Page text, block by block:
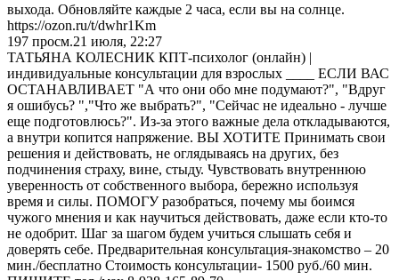
выхода. Обновляйте каждые 2 часа, если вы на солнце.
https://ozon.ru/t/dwhr1Km
197 просм.21 июля, 22:27
ТАТЬЯНА КОЛЕСНИК КПТ-психолог (онлайн) |
индивидуальные консультации для взрослых ____ ЕСЛИ ВАС
ОСТАНАВЛИВАЕТ "А что они обо мне подумают?", "Вдруг
я ошибусь? ","Что же выбрать?", "Сейчас не идеально - лучше
еще подготовлюсь?". Из-за этого важные дела откладываются,
а внутри копится напряжение. ВЫ ХОТИТЕ Принимать свои
решения и действовать, не оглядываясь на других, без
подчинения страху, вине, стыду. Чувствовать внутреннюю
уверенность от собственного выбора, бережно используя
время и силы. ПОМОГУ разобраться, почему мы боимся
чужого мнения и как научиться действовать, даже если кто-то
не одобрит. Шаг за шагом будем учиться слышать себя и
доверять себе. Предварительная консультация-знакомство – 20
мин./бесплатно Стоимость консультации- 1500 руб./60 мин.